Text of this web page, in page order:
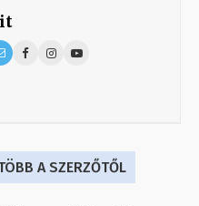
A SZERZŐTŐL